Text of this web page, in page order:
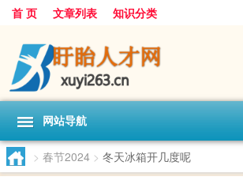
首 页 文章列表 知识分类
网站导航
> 春节2024 > 冬天冰箱开几度呢